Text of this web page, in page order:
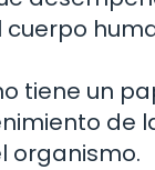
tiene un
de
organismo.